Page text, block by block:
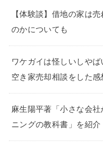
【体験談】借地の家は
のかについても
ワケガイは怪しいしや
空き家売却相談をした感
麻生陽平著「小さな会
ニングの教科書」を紹介